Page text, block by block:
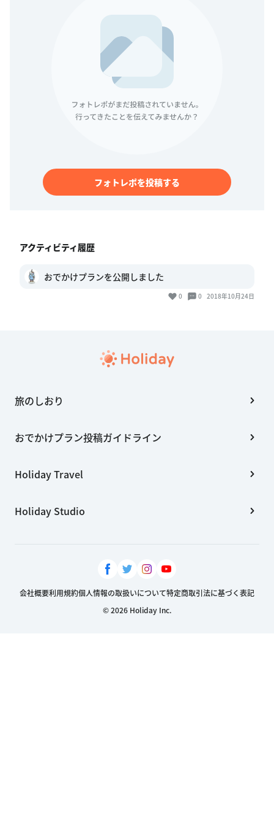
フォトレポを投稿する
アクティビティ履歴
おでかけプランを公開しました
0 0 2018年10月24日
旅のしおり
おでかけプラン投稿ガイドライン
Holiday Travel
Holiday Studio
会社概要利用規約個人情報の取扱いについて特定商取引法に基づく表記
© 2026 Holiday Inc.